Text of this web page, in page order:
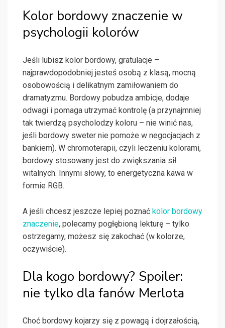
Kolor bordowy znaczenie w
psychologii kolorów
Jeśli lubisz kolor bordowy, gratulacje –
najprawdopodobniej jesteś osobą z klasą, mocną
osobowością i delikatnym zamiłowaniem do
dramatyzmu. Bordowy pobudza ambicje, dodaje
odwagi i pomaga utrzymać kontrolę (a przynajmniej
tak twierdzą psycholodzy koloru – nie winić nas,
jeśli bordowy sweter nie pomoże w negocjacjach z
bankiem). W chromoterapii, czyli leczeniu kolorami,
bordowy stosowany jest do zwiększania sił
witalnych. Innymi słowy, to energetyczna kawa w
formie RGB.
A jeśli chcesz jeszcze lepiej poznać kolor bordowy
znaczenie, polecamy pogłębioną lekturę – tylko
ostrzegamy, możesz się zakochać (w kolorze,
oczywiście).
Dla kogo bordowy? Spoiler:
nie tylko dla fanów Merlota
Choć bordowy kojarzy się z powagą i dojrzałością,